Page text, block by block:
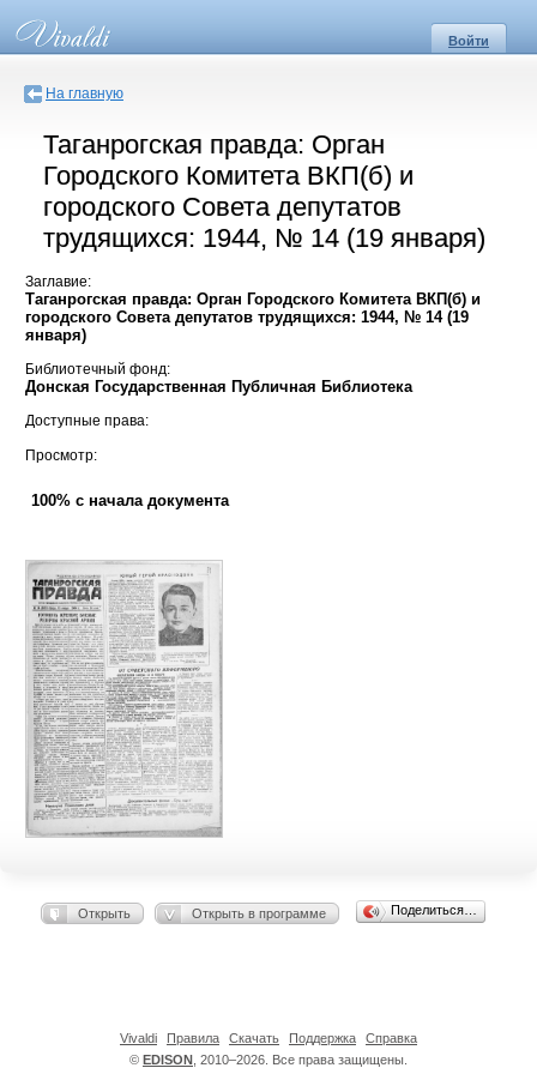
Войти
На главную
Таганрогская правда: Орган
Городского Комитета ВКП(б) и
городского Совета депутатов
трудящихся: 1944, № 14 (19 января)
Заглавие:
Таганрогская правда: Орган Городского Комитета ВКП(б) и
городского Совета депутатов трудящихся: 1944, № 14 (19
января)
Библиотечный фонд:
Донская Государственная Публичная Библиотека
Доступные права:
Просмотр:
100% с начала документа
Открыть Открыть в программе Поделиться…
© EDISON , 2010–2026. Все права защищены.
Vivaldi Правила Скачать Поддержка Справка